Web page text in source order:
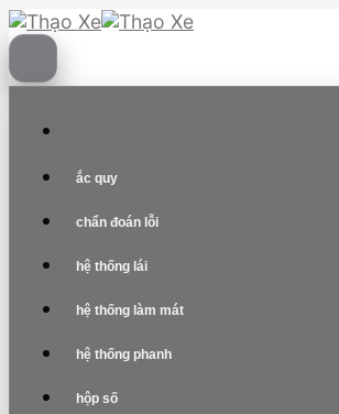
Skip
to
content
ắc quy
chẩn đoán lỗi
hệ thống lái
hệ thống làm mát
hệ thống phanh
hộp số